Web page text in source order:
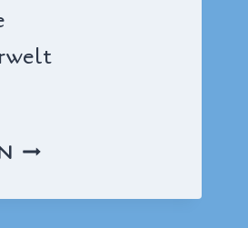
UNTER-
LEHRERZIMMER